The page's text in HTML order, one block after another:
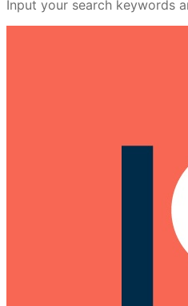
Input your search keywords